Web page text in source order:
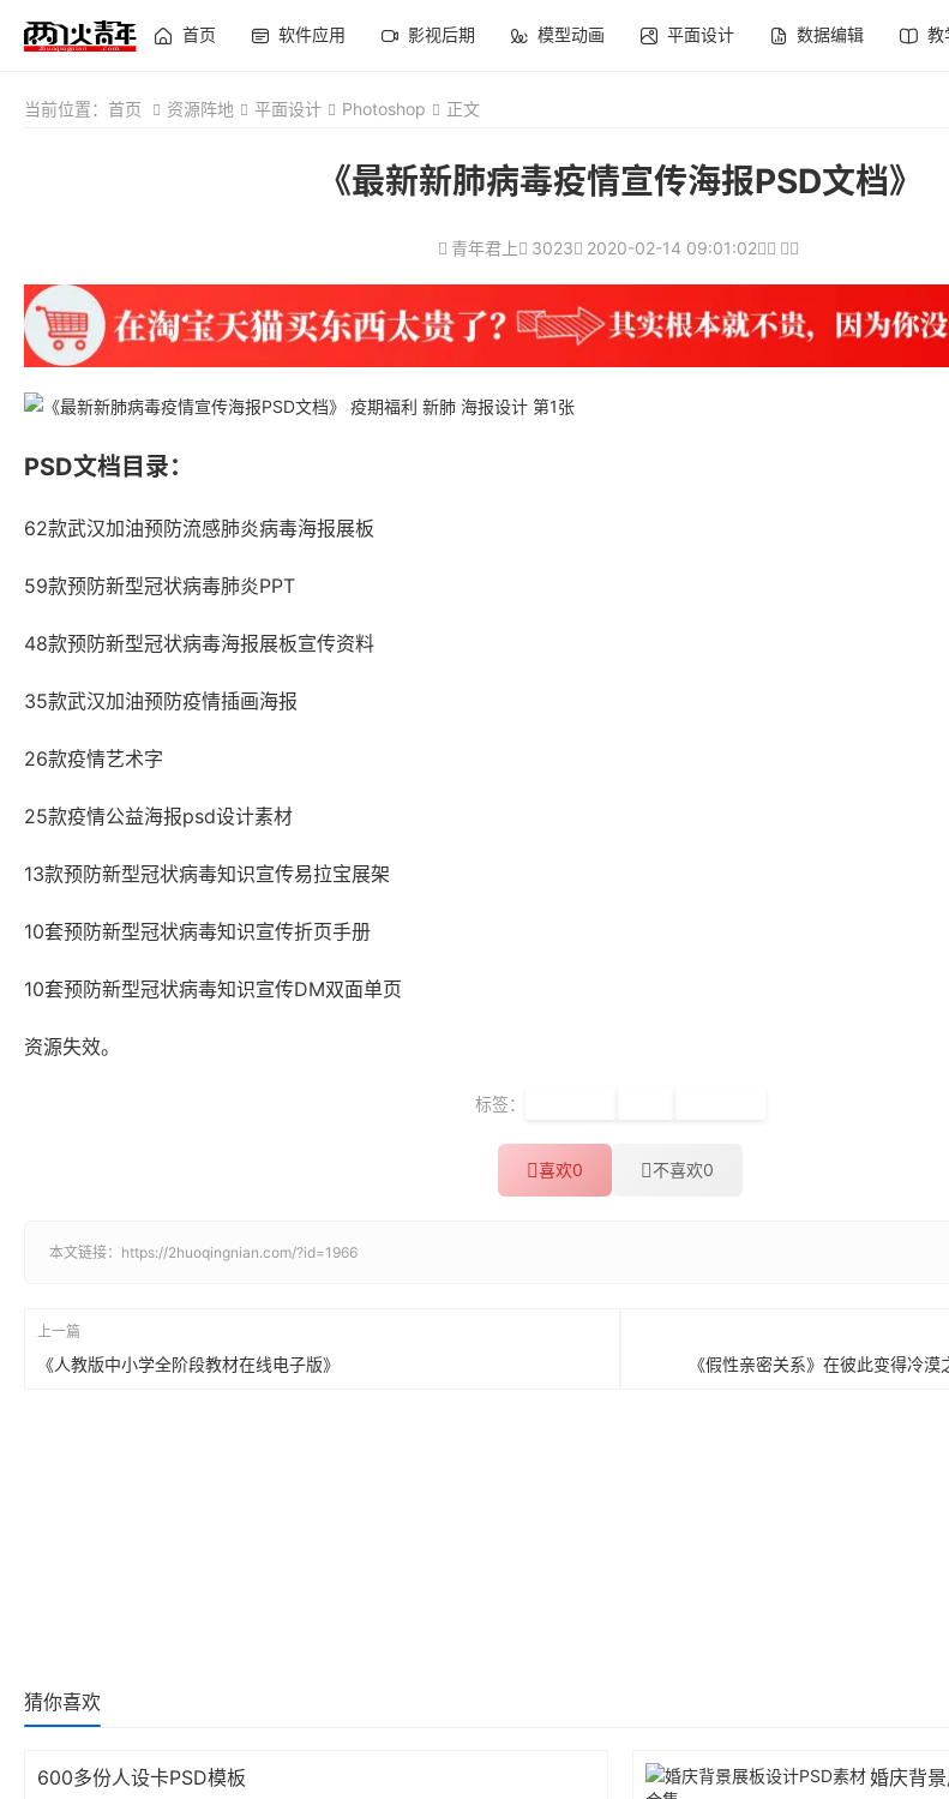
首页 软件应用 影视后期 模型动画 平面设计 数据编辑 教
当前位置： 首页 资源阵地 平面设计 Photoshop 正文
《最新新肺病毒疫情宣传海报PSD文档》
青年君上 3023 2020-02-14 09:01:02
PSD文档目录：
62款武汉加油预防流感肺炎病毒海报展板
59款预防新型冠状病毒肺炎PPT
48款预防新型冠状病毒海报展板宣传资料
35款武汉加油预防疫情插画海报
26款疫情艺术字
25款疫情公益海报psd设计素材
13款预防新型冠状病毒知识宣传易拉宝展架
10套预防新型冠状病毒知识宣传折页手册
10套预防新型冠状病毒知识宣传DM双面单页
资源失效。
标签：
喜欢0 不喜欢0
本文链接： https://2huoqingnian.com/?id=1966
上一篇
《人教版中小学全阶段教材在线电子版》 《假性亲密关系》在彼此变得冷
猜你喜欢
600多份人设卡PSD模板 婚庆背